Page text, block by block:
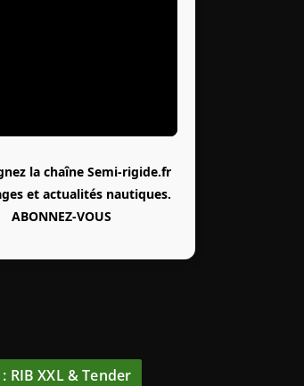
la chaîne Semi-rigide.fr
et actualités nautiques.
ABONNEZ-VOUS
RIB XXL & Tender